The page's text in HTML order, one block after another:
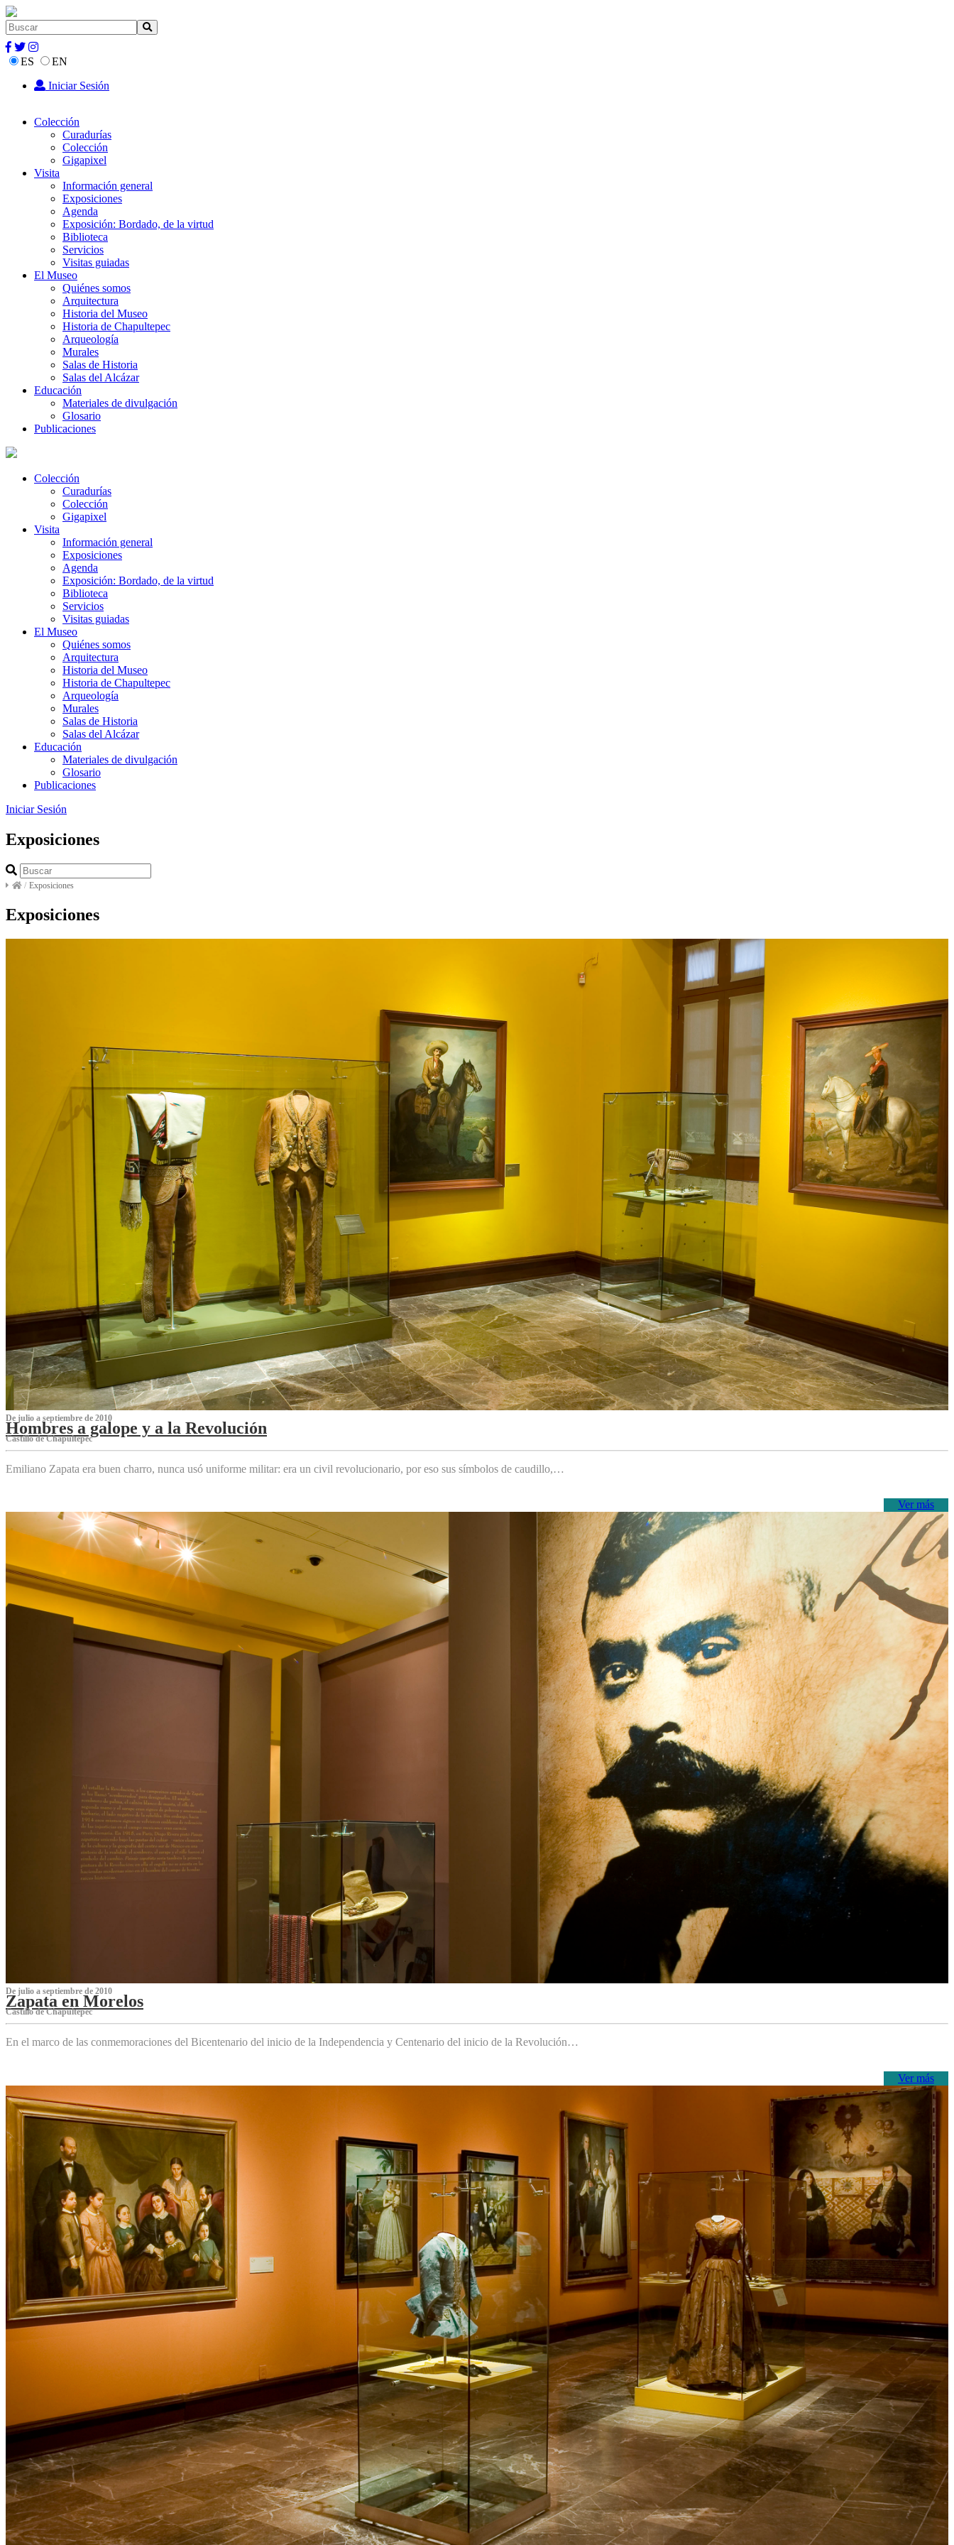
ES
EN
Iniciar Sesión
Colección
Curadurías
Colección
Gigapixel
Visita
Información general
Exposiciones
Agenda
Exposición: Bordado, de la virtud
Biblioteca
Servicios
Visitas guiadas
El Museo
Quiénes somos
Arquitectura
Historia del Museo
Historia de Chapultepec
Arqueología
Murales
Salas de Historia
Salas del Alcázar
Educación
Materiales de divulgación
Glosario
Publicaciones
Colección
Curadurías
Colección
Gigapixel
Visita
Información general
Exposiciones
Agenda
Exposición: Bordado, de la virtud
Biblioteca
Servicios
Visitas guiadas
El Museo
Quiénes somos
Arquitectura
Historia del Museo
Historia de Chapultepec
Arqueología
Murales
Salas de Historia
Salas del Alcázar
Educación
Materiales de divulgación
Glosario
Publicaciones
Iniciar Sesión
Exposiciones
/ Exposiciones
Exposiciones
De julio a septiembre de 2010
Hombres a galope y a la Revolución
Castillo de Chapultepec
Emiliano Zapata era buen charro, nunca usó uniforme militar: era un civil revolucionario, por eso sus símbolos de caudillo,…
Ver más
De julio a septiembre de 2010
Zapata en Morelos
Castillo de Chapultepec
En el marco de las conmemoraciones del Bicentenario del inicio de la Independencia y Centenario del inicio de la Revolución…
Ver más